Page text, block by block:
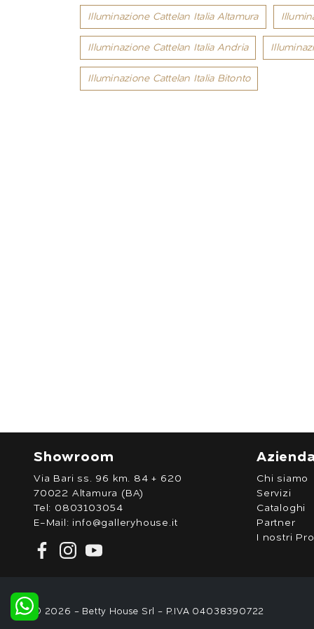
Illuminazione Cattelan Italia Altamura
Illuminazione Cattelan Italia Andria
Illuminazione Cattelan Italia Bitonto
Showroom
Via Bari ss. 96 km. 84 + 620
70022 Altamura (BA)
Tel: 0803103054
E-Mail: info@galleryhouse.it
Chi siamo
Servizi
Cataloghi
Partner
I nostri
© 2026 - Betty House Srl - P.IVA 04038390722